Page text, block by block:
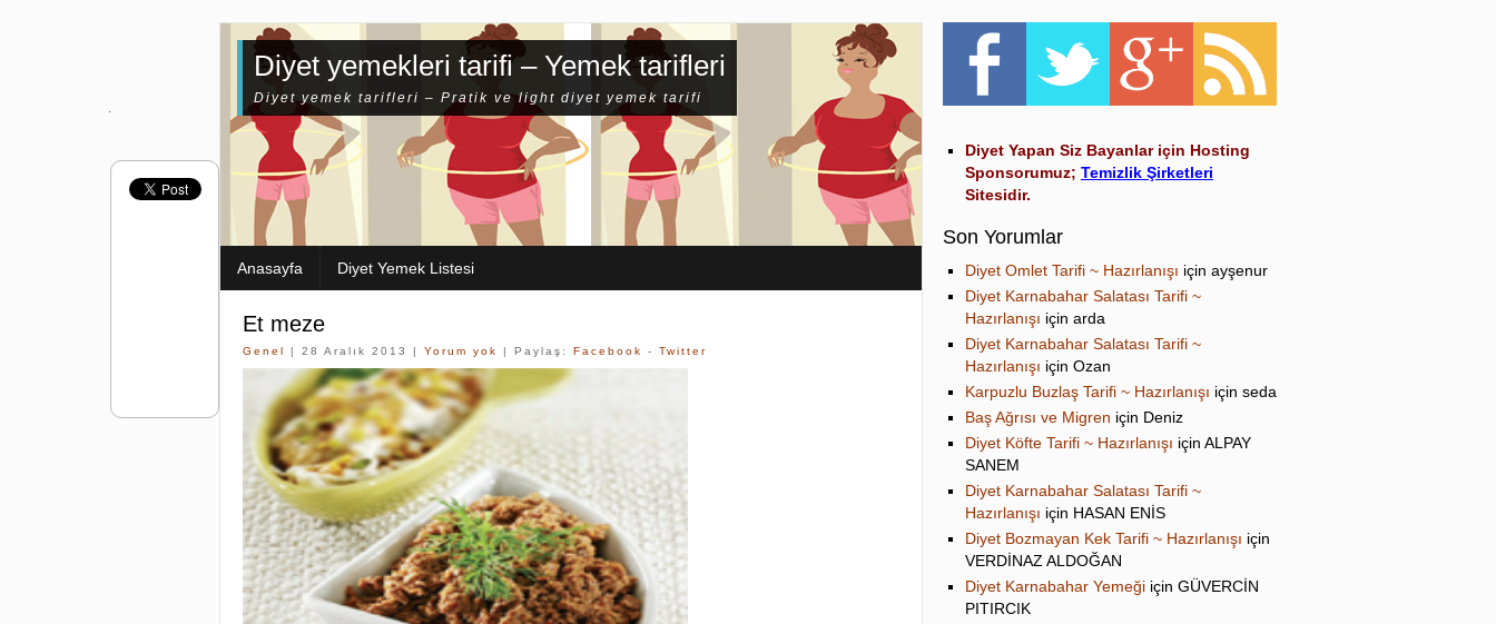
Diyet yemekleri tarifi – Yemek tarifleri
Diyet yemek tarifleri – Pratik ve light diyet yemek tarifi
Anasayfa Diyet Yemek Listesi
Et meze
Genel | 28 Aralık 2013 | Yorum yok | Paylaş: Facebook - Twitter
Diyet Yapan Siz Bayanlar için Hosting
Sponsorumuz; Temizlik Şirketleri
Sitesidir.
Son Yorumlar
Diyet Omlet Tarifi ~ Hazırlanışı için ayşenur
Diyet Karnabahar Salatası Tarifi ~
Hazırlanışı için arda
Diyet Karnabahar Salatası Tarifi ~
Hazırlanışı için Ozan
Karpuzlu Buzlaş Tarifi ~ Hazırlanışı için seda
Baş Ağrısı ve Migren için Deniz
Diyet Köfte Tarifi ~ Hazırlanışı için ALPAY
SANEM
Diyet Karnabahar Salatası Tarifi ~
Hazırlanışı için HASAN ENİS
Diyet Bozmayan Kek Tarifi ~ Hazırlanışı için
VERDİNAZ ALDOĞAN
Diyet Karnabahar Yemeği için GÜVERCİN
PITIRCIK